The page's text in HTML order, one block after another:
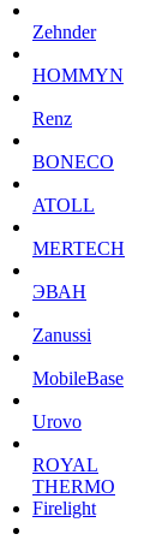
Zehnder
HOMMYN
Renz
BONECO
ATOLL
MERTECH
ЭВАН
Zanussi
MobileBase
Urovo
ROYAL
THERMO
Firelight